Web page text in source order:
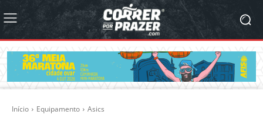
Início Equipamento Asics